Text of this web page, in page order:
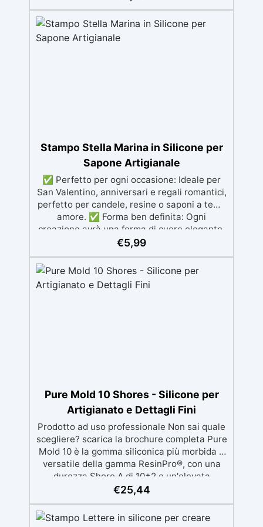
per garantire un uso duraturo e risultati
sempre impeccabili. ✅ Creatività senza
limiti: Personalizza le tue creazioni con
Stampo Stella Marina in Silicone per
Sapone Artigianale
✅ Perfetto per ogni occasione: Ideale per
San Valentino, anniversari e regali romantici,
perfetto per candele, resine o saponi a tema
amore. ✅ Forma ben definita: Ogni
creazione avrà una forma di cuore elegante,
aggiungendo un tocco romantico e raffinato.
per garantire un uso duraturo e risultati
sempre impeccabili. ✅ Creatività senza
limiti: Personalizza le tue creazioni con
€5,99
Pure Mold 10 Shores - Silicone per
Artigianato e Dettagli Fini
Prodotto ad uso professionale Non sai quale
scegliere? scarica la brochure completa Pure
Mold 10 è la gomma siliconica più morbida e
versatile della gamma ResinPro®, con una
durezza Shore A di 10±2 e un'elevata
trasparenza. Ideale per creare stampi
applicazioni in gioielleria, miniature, saponi
€25,44